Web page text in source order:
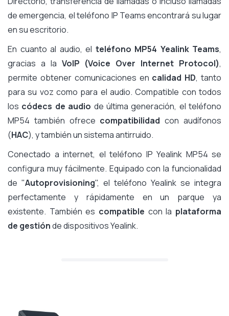
de emergencia, el teléfono IP Teams encontrará su lugar
en su escritorio.
En cuanto al audio, el teléfono MP54 Yealink Teams,
gracias a la VoIP (Voice Over Internet Protocol),
permite obtener comunicaciones en calidad HD, tanto
para su voz como para el audio. Compatible con todos
los códecs de audio de última generación, el teléfono
MP54 también ofrece compatibilidad con audífonos
(HAC), y también un sistema antirruido.
Conectado a internet, el teléfono IP Yealink MP54 se
configura muy fácilmente. Equipado con la funcionalidad
de "Autoprovisioning", el teléfono Yealink se integra
perfectamente y rápidamente en un parque ya
existente. También es compatible con la plataforma
de gestiónde dispositivos Yealink.